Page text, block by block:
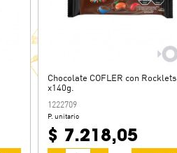
Chocolate COFLER con Rocklets
x140g.
1222709
P. unitario
$ 7.218,05